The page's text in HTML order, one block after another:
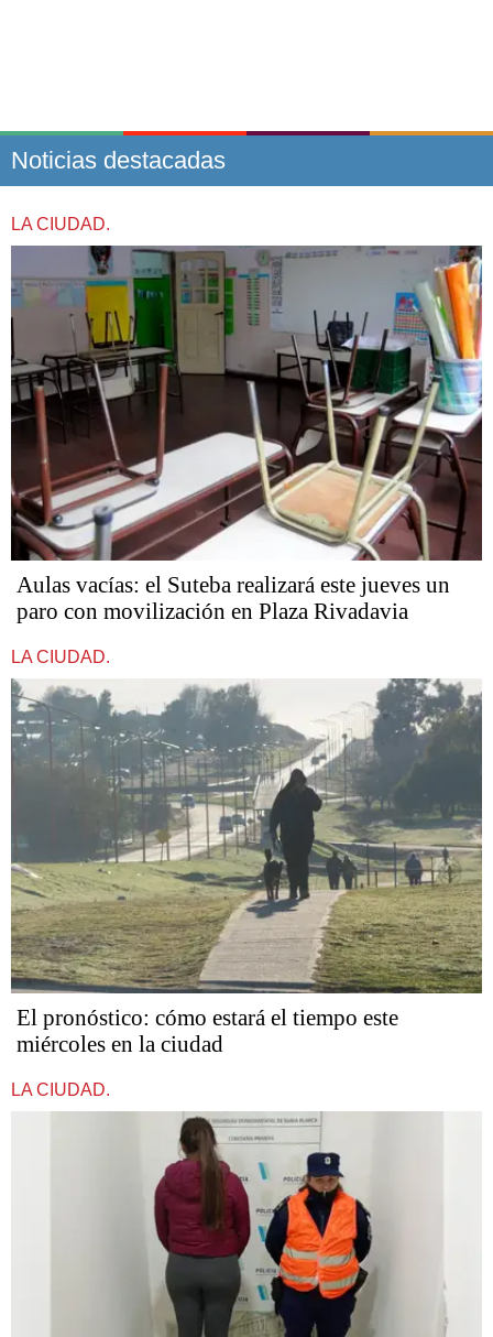
Noticias destacadas
LA CIUDAD.
Aulas vacías: el Suteba realizará este jueves un
paro con movilización en Plaza Rivadavia
LA CIUDAD.
El pronóstico: cómo estará el tiempo este
miércoles en la ciudad
LA CIUDAD.